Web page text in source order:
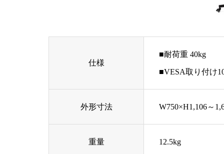
仕様
■耐荷重 40kg
■VESA取り付け
外形寸法 W750×H1,106～
重量 12.5kg